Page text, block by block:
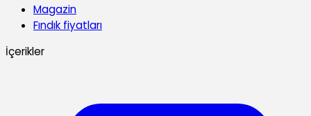
Magazin
Fındık fiyatları
İçerikler